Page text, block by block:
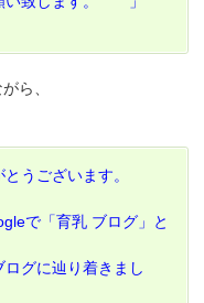
ら、
うございます。
で「育乳 ブログ」と
グに辿り着きまし